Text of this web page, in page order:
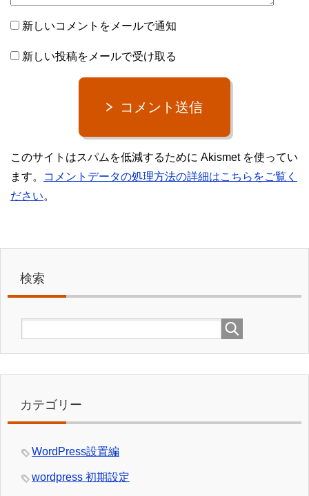
新しいコメントをメールで通知
新しい投稿をメールで受け取る
コメント送信
このサイトはスパムを低減するために Akismet を使ってい
ます。
コメントデータの処理方法の詳細はこちらをご覧く
ださい。
検索
カテゴリー
WordPress設置編
wordpress 初期設定